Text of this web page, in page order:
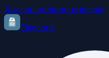
Aller au contenu principal
Elections